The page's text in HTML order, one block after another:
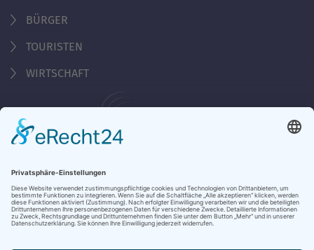
BÜRGER
TOURISTEN
WIRTSCHAFT
Behördennummer 115
KONTAKT
NOTRUFE & HOTLINES
JOBS
STADTANZEIGER
BROSCHÜREN
PRESSE
DATENSCHUTZ